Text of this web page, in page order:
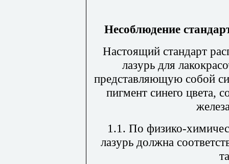
Несоблюдение
Настоящий стандарт
лазурь для
представляющую собой
пигмент синего цвета,
1.1. По физико-
лазурь должна